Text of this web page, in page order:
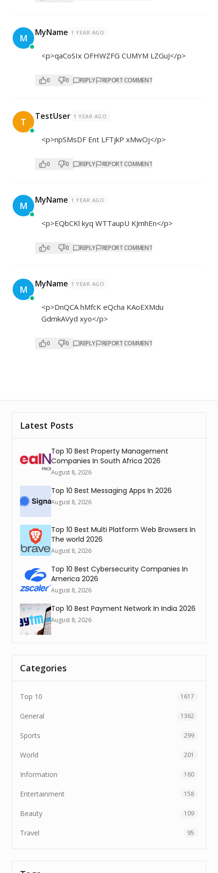
M MyName 1 YEAR AGO
<p>qaCoSIx OFHWZFG CUMYM LZGuJ</p>
0 0 REPLY REPORT COMMENT
T TestUser 1 YEAR AGO
<p>npSMsDF Ent LFTjkP xMwOj</p>
0 0 REPLY REPORT COMMENT
M MyName 1 YEAR AGO
<p>EQbCKl kyq WTTaupU KJmhEn</p>
0 0 REPLY REPORT COMMENT
M MyName 1 YEAR AGO
<p>DnQCA hMfcK eQcha KAoEXMdu
GdmkAVyd xyo</p>
0 0 REPLY REPORT COMMENT
Latest Posts
Top 10 Best Property Management
Companies In South Africa 2026
August 8, 2026
Top 10 Best Messaging Apps In 2026
August 8, 2026
Top 10 Best Multi Platform Web Browsers In
The world 2026
August 8, 2026
Top 10 Best Cybersecurity Companies In
America 2026
August 8, 2026
Top 10 Best Payment Network In India 2026
August 8, 2026
Categories
Top 10 1617
General 1362
Sports 299
World 201
Information 160
Entertainment 158
Beauty 109
Travel 95